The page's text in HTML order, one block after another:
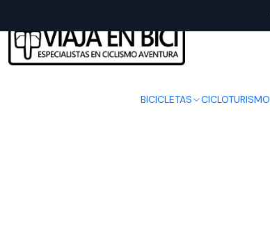
BICICLETAS CICLOTURISMO